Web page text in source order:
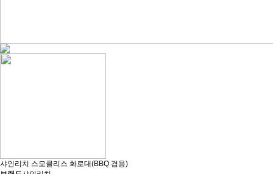
샤인리치 스모클리스 화로대(BBQ 겸용)